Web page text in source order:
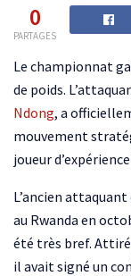
0
PARTAGES
Le championnat
de poids.
Ndong, a
mouvement
joueur
L’ancien
au Rwanda en
été très bref.
il avait signé un